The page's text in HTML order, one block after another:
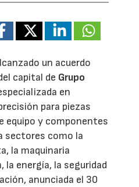
un acuerdo
capital de Grupo
en
para piezas
equipo y componentes
sectores como la
la maquinaria
la energía, la seguridad
anunciada el 30